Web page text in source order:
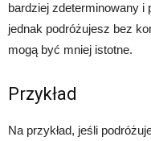
bardziej zdeterminowany i
jednak podróżujesz bez
mogą być mniej istotne.
Przykład
Na przykład, jeśli